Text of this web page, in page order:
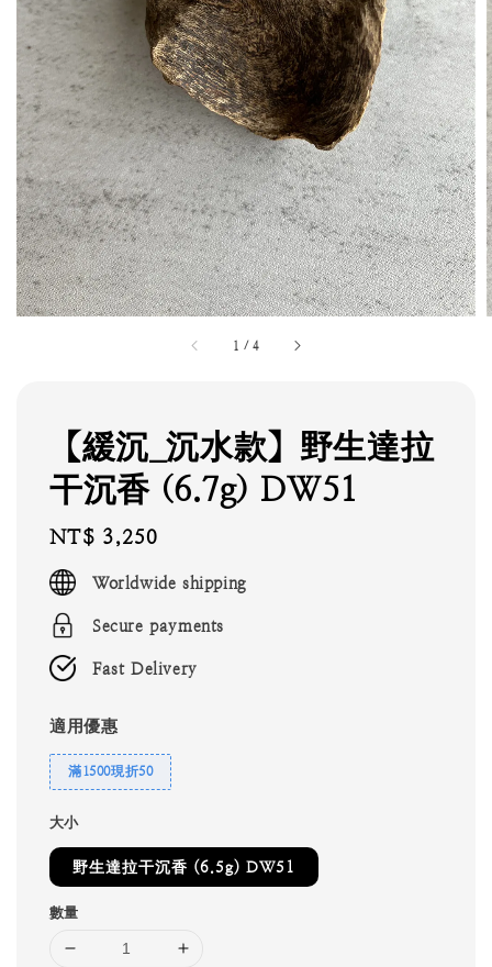
1 /4
【緩沉_沉水款】野生達拉
干沉香 (6.7g) DW51
Regular
price
NT$ 3,250
Worldwide shipping
Secure payments
Fast Delivery
適用優惠
滿1500現折50
大小
野生達拉干沉香 (6.5g) DW51
數量